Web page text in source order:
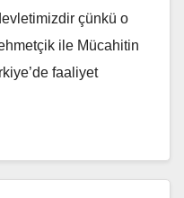
çünkü o
ile Mücahitin
faaliyet